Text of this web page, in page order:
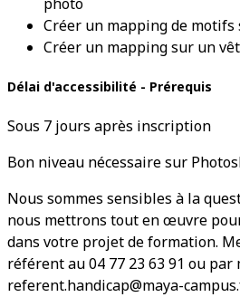
photo
Créer un mapping de motifs
Créer un mapping sur un
Délai d'accessibilité - Prérequis
Sous 7 jours après inscription
Bon niveau nécessaire sur
Nous sommes sensibles à la
nous mettrons tout en œuvre
dans votre projet de formation.
référent au 04 77 23 63 91 ou par
referent.handicap@maya-